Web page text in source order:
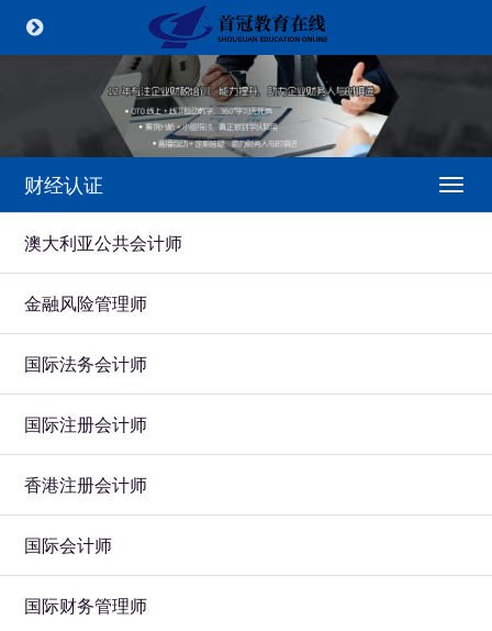
财经认证
澳大利亚公共会计师
金融风险管理师
国际法务会计师
国际注册会计师
香港注册会计师
国际会计师
国际财务管理师